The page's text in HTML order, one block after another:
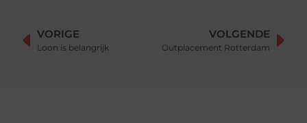
VORIGE
Loon is belangrijk
VOLGENDE
Outplacement Rotterdam